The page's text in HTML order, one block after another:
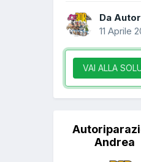
Da
11 Aprile
VAI ALLA
Andrea